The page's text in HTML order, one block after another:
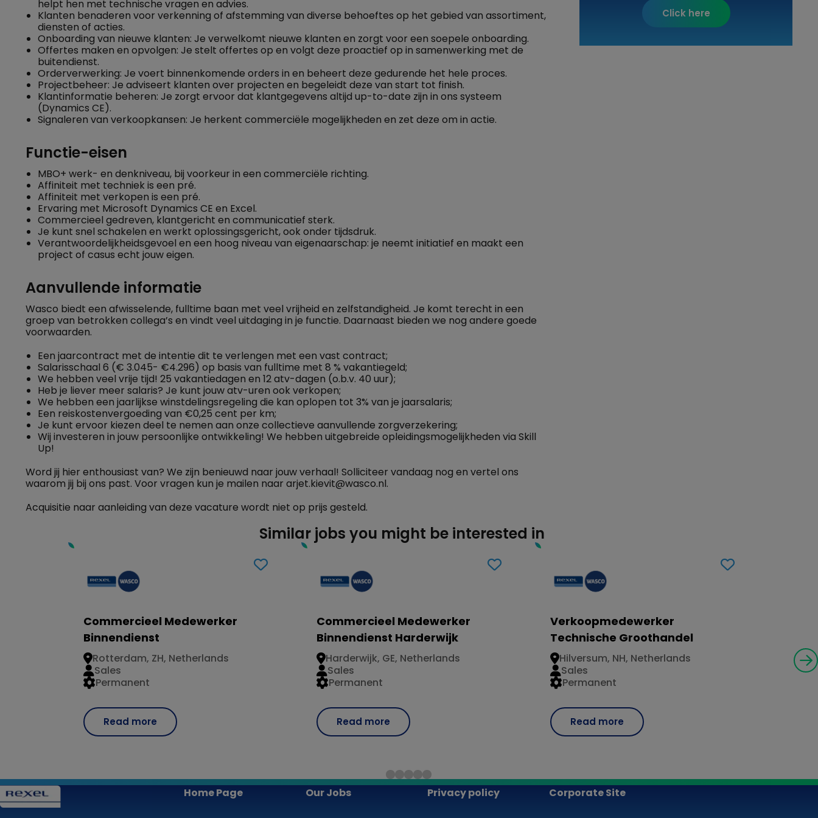
helpt hen met technische vragen en advies.
Klanten benaderen voor verkenning of afstemming van diverse behoeftes op het gebied van assortiment,
diensten of acties.
Onboarding van nieuwe klanten: Je verwelkomt nieuwe klanten en zorgt voor een soepele onboarding.
Offertes maken en opvolgen: Je stelt offertes op en volgt deze proactief op in samenwerking met de
buitendienst.
Orderverwerking: Je voert binnenkomende orders in en beheert deze gedurende het hele proces.
Projectbeheer: Je adviseert klanten over projecten en begeleidt deze van start tot finish.
Klantinformatie beheren: Je zorgt ervoor dat klantgegevens altijd up-to-date zijn in ons systeem
(Dynamics CE).
Signaleren van verkoopkansen: Je herkent commerciële mogelijkheden en zet deze om in actie.
Functie-eisen
MBO+ werk- en denkniveau, bij voorkeur in een commerciële richting.
Affiniteit met techniek is een pré.
Affiniteit met verkopen is een pré.
Ervaring met Microsoft Dynamics CE en Excel.
Commercieel gedreven, klantgericht en communicatief sterk.
Je kunt snel schakelen en werkt oplossingsgericht, ook onder tijdsdruk.
Verantwoordelijkheidsgevoel en een hoog niveau van eigenaarschap: je neemt initiatief en maakt een
project of casus echt jouw eigen.
Aanvullende informatie
Wasco biedt een afwisselende, fulltime baan met veel vrijheid en zelfstandigheid. Je komt terecht in een
groep van betrokken collega’s en vindt veel uitdaging in je functie. Daarnaast bieden we nog andere goede
voorwaarden.
Een jaarcontract met de intentie dit te verlengen met een vast contract;
Salarisschaal 6 (€ 3.045- €4.296) op basis van fulltime met 8 % vakantiegeld;
We hebben veel vrije tijd! 25 vakantiedagen en 12 atv-dagen (o.b.v. 40 uur);
Heb je liever meer salaris? Je kunt jouw atv-uren ook verkopen;
We hebben een jaarlijkse winstdelingsregeling die kan oplopen tot 3% van je jaarsalaris;
Een reiskostenvergoeding van €0,25 cent per km;
Je kunt ervoor kiezen deel te nemen aan onze collectieve aanvullende zorgverzekering;
Wij investeren in jouw persoonlijke ontwikkeling! We hebben uitgebreide opleidingsmogelijkheden via Skill
Up!
Word jij hier enthousiast van? We zijn benieuwd naar jouw verhaal! Solliciteer vandaag nog en vertel ons
waarom jij bij ons past. Voor vragen kun je mailen naar arjet.kievit@wasco.nl.
Acquisitie naar aanleiding van deze vacature wordt niet op prijs gesteld.
Click here
Similar jobs you might be interested in
Commercieel Medewerker
Binnendienst
Read more
Rotterdam, ZH, Netherlands
Permanent
Sales
Commercieel Medewerker
Binnendienst Harderwijk
Read more
Harderwijk, GE, Netherlands
Permanent
Sales
Verkoopmedewerker
Technische Groothandel
Read more
Hilversum, NH, Netherlands
Permanent
Sales
Home Page Our Jobs Privacy policy Corporate Site